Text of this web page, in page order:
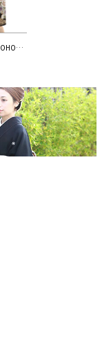
黒留袖｜桂由美 KOTOHOGI 夜明け｜T0202｜M